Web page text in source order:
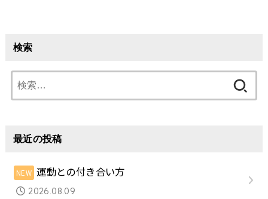
検索
索:
最近の投稿
運動との付き合い方
2026.08.09